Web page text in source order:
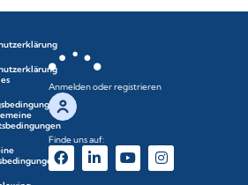
Anmelden oder registrieren
Finde uns auf: